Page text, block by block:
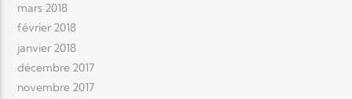
mars 2018
février 2018
janvier 2018
décembre 2017
novembre 2017